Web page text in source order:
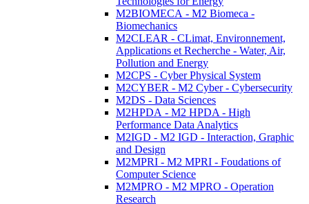
M2BIOMECA - M2 Biomeca -
Biomechanics
M2CLEAR - CLimat, Environnement,
Applications et Recherche - Water, Air,
Pollution and Energy
M2CPS - Cyber Physical System
M2CYBER - M2 Cyber - Cybersecurity
M2DS - Data Sciences
M2HPDA - M2 HPDA - High
Performance Data Analytics
M2IGD - M2 IGD - Interaction, Graphic
and Design
M2MPRI - M2 MPRI - Foudations of
Computer Science
M2MPRO - M2 MPRO - Operation
Research